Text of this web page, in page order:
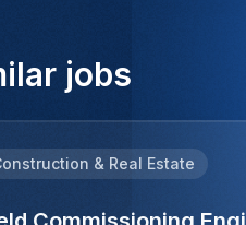
jobs
& Real Estate